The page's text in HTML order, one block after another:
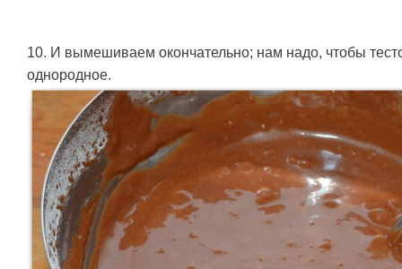
10. И вымешиваем окончательно; нам надо, чтобы
однородное.